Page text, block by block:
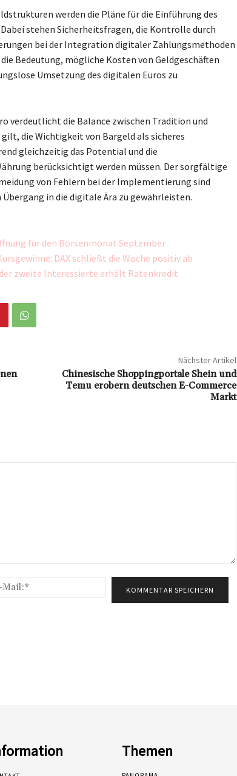
werden die Pläne für die Einführung des
stehen Sicherheitsfragen, die Kontrolle durch
bei der Integration digitaler Zahlungsmethoden
Bedeutung, mögliche Kosten von Geldgeschäften
Umsetzung des digitalen Euros zu
verdeutlicht die Balance zwischen Tradition und
die Wichtigkeit von Bargeld als sicheres
gleichzeitig das Potential und die
berücksichtigt werden müssen. Der sorgfältige
von Fehlern bei der Implementierung sind
in die digitale Ära zu gewährleisten.
für den Börsenmonat September
DAX schließt die Woche positiv ab
zweite Interessierte erhält Ratenkredit
Nächster Artikel
Chinesische Shoppingportale Shein und
Temu erobern deutschen E-Commerce
Markt
Mail:*
Themen